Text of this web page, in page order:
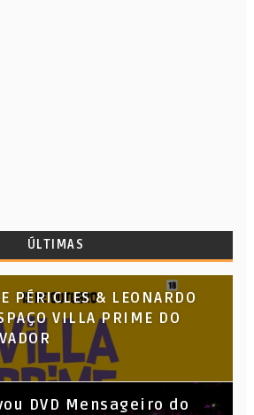
ÚLTIMAS
PÉRICLES & LEONARDO
VILLA PRIME DO
DVD Mensageiro do